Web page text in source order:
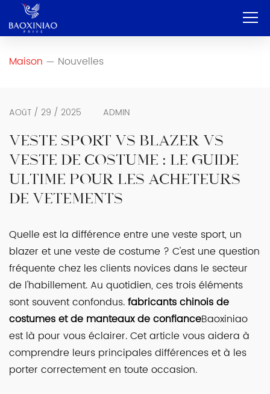
Maison — Nouvelles
AOûT / 29 / 2025 ADMIN
VESTE SPORT VS BLAZER VS
VESTE DE COSTUME : LE GUIDE
ULTIME POUR LES ACHETEURS
DE VÊTEMENTS
Quelle est la différence entre une veste sport, un
blazer et une veste de costume ? C'est une question
fréquente chez les clients novices dans le secteur
de l'habillement. Au quotidien, ces trois éléments
sont souvent confondus.fabricants chinois de
costumes et de manteaux de confianceBaoxiniao
est là pour vous éclairer. Cet article vous aidera à
comprendre leurs principales différences et à les
porter correctement en toute occasion.
OEM et ODM
Service
Produit